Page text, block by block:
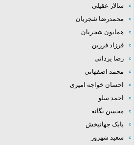
سالار عقیلی
محمدرضا شجریان
همایون شجریان
فرزاد فرزین
رضا یزدانی
محمد اصفهانی
احسان خواجه امیری
احمد سلو
محسن یگانه
بابک جهانبخش
سعید شهروز